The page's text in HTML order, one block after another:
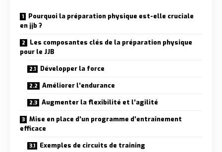
Pourquoi la préparation physique est-elle cruciale
en jjb ?
Les composantes clés de la préparation physique
pour le JJB
Développer la force
Améliorer l’endurance
Augmenter la flexibilité et l’agilité
Mise en place d’un programme d’entraînement
efficace
Exemples de circuits de training